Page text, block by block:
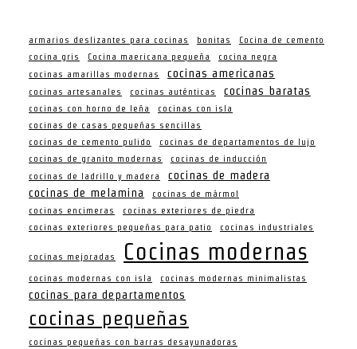
armarios deslizantes para cocinas bonitas
Cocina de cemento
cocina gris
Cocina maericana pequeña
cocina negra
cocinas amarillas modernas
cocinas americanas
cocinas artesanales cocinas auténticas cocinas baratas
cocinas con horno de leña
cocinas con isla
cocinas de casas pequeñas sencillas
cocinas de cemento pulido
cocinas de departamentos de lujo
cocinas de granito modernas
cocinas de inducción
cocinas de ladrillo y madera
cocinas de madera
cocinas de melamina
cocinas de mármol
cocinas encimeras
cocinas exteriores de piedra
cocinas exteriores pequeñas para patio
cocinas industriales
cocinas mejoradas Cocinas modernas
cocinas modernas con isla cocinas modernas minimalistas
cocinas para departamentos
cocinas pequeñas
cocinas pequeñas con barras desayunadoras